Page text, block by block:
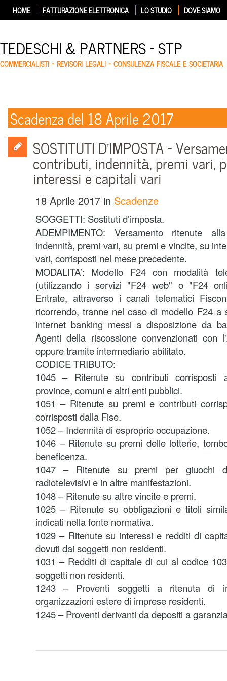
HOME FATTURAZIONE ELETTRONICA LO STUDIO DOVE SIAMO
TEDESCHI & PARTNERS – STP
COMMERCIALISTI – REVISORI LEGALI – CONSULENZA FISCALE E SOCIETARIA
Scadenza del 18 Aprile 2017
SOSTITUTI D’IMPOSTA –
contributi, indennità, premi vari,
interessi e capitali vari
18 Aprile 2017 in Scadenze
SOGGETTI: Sostituti d’imposta.
ADEMPIMENTO: Versamento ritenute
indennità, premi vari, su premi e vincite, su
vari, corrisposti nel mese precedente.
MODALITA’: Modello F24 con modalità
(utilizzando i servizi "F24 web" o "F24
Entrate, attraverso i canali telematici
ricorrendo, tranne nel caso di modello F24
internet banking messi a disposizione da
Agenti della riscossione convenzionati con
oppure tramite intermediario abilitato.
CODICE TRIBUTO:
1045 – Ritenute su contributi corrisposti
province, comuni e altri enti pubblici.
1051 – Ritenute su premi e contributi
corrisposti dalla Fise.
1052 – Indennità di esproprio occupazione.
1046 – Ritenute su premi delle lotterie,
beneficenza.
1047 – Ritenute su premi per giuochi
radiotelevisivi e in altre manifestazioni.
1048 – Ritenute su altre vincite e premi.
1025 – Ritenute su obbligazioni e titoli
indicati nella fonte normativa.
1029 – Ritenute su interessi e redditi di
dovuti dai soggetti non residenti.
1031 – Redditi di capitale di cui al codice
soggetti non residenti.
1243 – Proventi soggetti a ritenuta di
organizzazioni estere di imprese residenti.
1245 – Proventi derivanti da depositi a